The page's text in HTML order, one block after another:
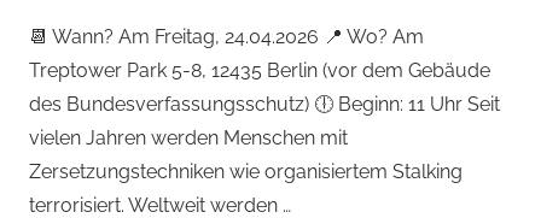
April
2026
📆 Wann? Am Freitag, 24.04.2026 📍 Wo? Am
Treptower Park 5-8, 12435 Berlin (vor dem Gebäude
des Bundesverfassungsschutz) 🕕 Beginn: 11 Uhr Seit
vielen Jahren werden Menschen mit
Zersetzungstechniken wie organisiertem Stalking
terrorisiert. Weltweit werden …